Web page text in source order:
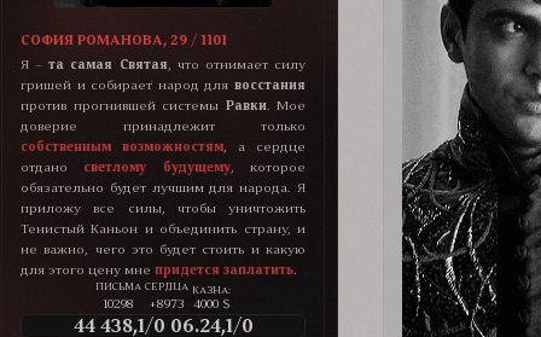
СОФИЯ РОМАНОВА, 29 / 1101
Я –та самая Святая , что отнимает силу
гришей и собирает народ для восстания
против прогнившей системы Равки. Мое
доверие принадлежит только
собственным возможностям , а сердце
отдано светлому будущему, которое
обязательно будет лучшим для народа. Я
приложу все силы, чтобы уничтожить
Тенистый Каньон и объединить страну, и
не важно, чего это будет стоить и какую
для этого цену мне придется заплатить
10298 +8973
КАЗНА:
4000 $
44 438,1/0 06.24,1/0